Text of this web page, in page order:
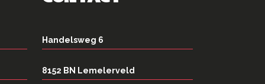
Handelsweg 6
8152 BN Lemelerveld